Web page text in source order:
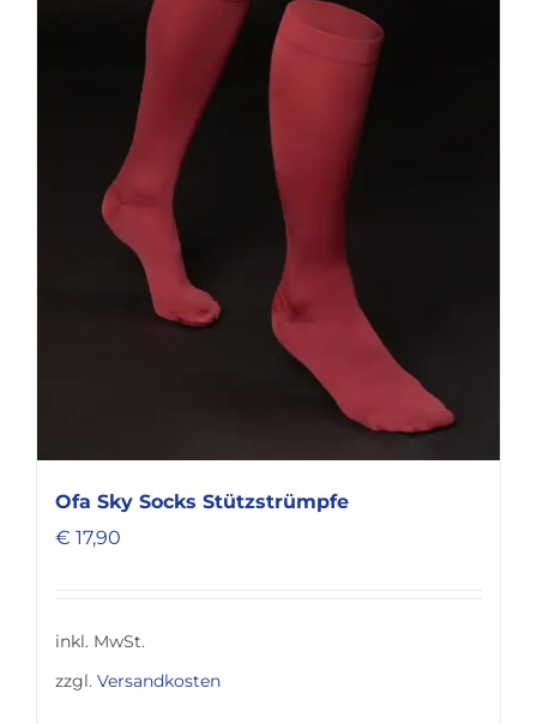
auf.
Die
Optionen
können
Produktseite
gewählt
werden
Ofa Sky Socks Stützstrümpfe
€ 17,90
inkl. MwSt.
zzgl. Versandkosten